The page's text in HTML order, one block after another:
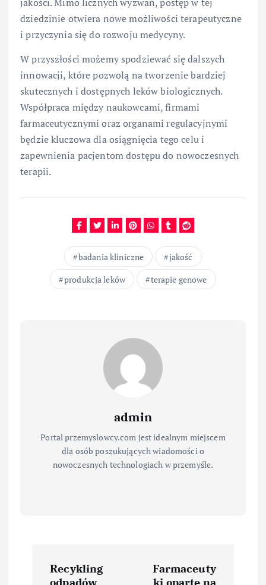
dziedzinie otwiera nowe możliwości terapeutyczne
i przyczynia się do rozwoju medycyny.
W przyszłości możemy spodziewać się dalszych
innowacji, które pozwolą na tworzenie bardziej
skutecznych i dostępnych leków biologicznych.
Współpraca między naukowcami, firmami
farmaceutycznymi oraz organami regulacyjnymi
będzie kluczowa dla osiągnięcia tego celu i
zapewnienia pacjentom dostępu do nowoczesnych
terapii.
badania kliniczne
jakość
produkcja leków
terapie genowe
admin
Portal przemyslowcy.com jest idealnym miejscem
dla osób poszukujących wiadomości o
nowoczesnych technologiach w przemyśle.
Recykling
odpadów
Farmaceuty
ki oparte na